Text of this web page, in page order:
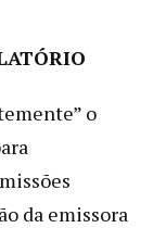
o
da emissora